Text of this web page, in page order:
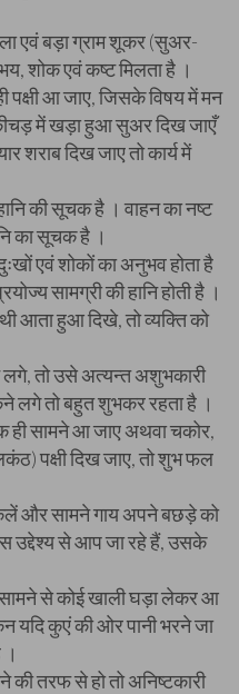
एवं बड़ा ग्राम शूकर (सुअर-
शोक एवं कष्ट मिलता है ।
पक्षी आ जाए, जिसके विषय में मन
में खड़ा हुआ सुअर दिख जाएँ
शराब दिख जाए तो कार्य में
की सूचक है । वाहन का नष्ट
का सूचक है ।
एवं शोकों का अनुभव होता है
सामग्री की हानि होती है ।
आता हुआ दिखे, तो व्यक्ति को
तो उसे अत्यन्त अशुभकारी
लगे तो बहुत शुभकर रहता है ।
सामने आ जाए अथवा चकोर,
पक्षी दिख जाए, तो शुभ फल
और सामने गाय अपने बछड़े को
उद्देश्य से आप जा रहे हैं, उसके
से कोई खाली घड़ा लेकर आ
यदि कुएं की ओर पानी भरने जा
।
तरफ से हो तो अनिष्टकारी